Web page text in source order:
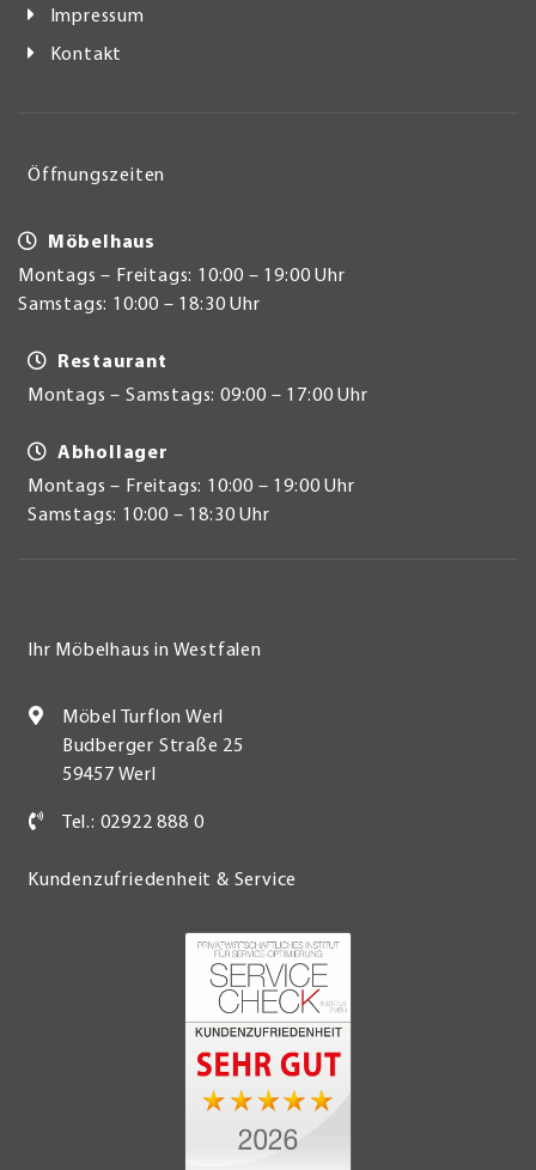
Impressum
Kontakt
Öffnungszeiten
Möbelhaus
Montags – Freitags: 10:00 – 19:00 Uhr
Samstags: 10:00 – 18:30 Uhr
Restaurant
Montags – Samstags: 09:00 – 17:00 Uhr
Abhollager
Montags – Freitags: 10:00 – 19:00 Uhr
Samstags: 10:00 – 18:30 Uhr
Ihr Möbelhaus in Westfalen
Möbel Turflon Werl
Budberger Straße 25
59457 Werl
Tel.: 02922 888 0
Kundenzufriedenheit & Service